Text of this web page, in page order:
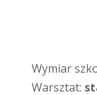
Wymiar
Warsztat: